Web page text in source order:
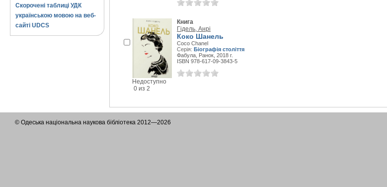
Скорочені таблиці УДК
українською мовою на веб-
сайті UDCS
Недоступно
0 из 2
Книга
Гідель, Анрі
Коко Шанель
Coco Chanel
Серія: Біографія століття
Фабула, Ранок, 2018 г.
ISBN 978-617-09-3843-5
© Одеська національна наукова бібліотека 2012—2026